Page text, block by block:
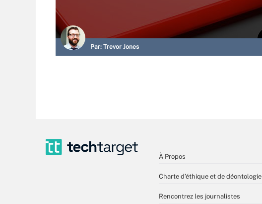
Par: Trevor Jones
À Propos
Charte d’éthique et de déontologie
Rencontrez les journalistes